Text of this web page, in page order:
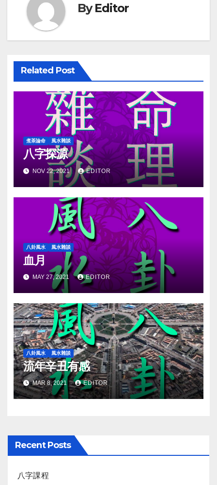
ByEditor
Related Post
煮茶論命 風水雜談
八字探源
NOV 22, 2021 EDITOR
八卦風水 風水雜談
血月
MAY 27, 2021 EDITOR
八卦風水 風水雜談
流年辛丑有感
MAR 8, 2021 EDITOR
Recent Posts
八字課程